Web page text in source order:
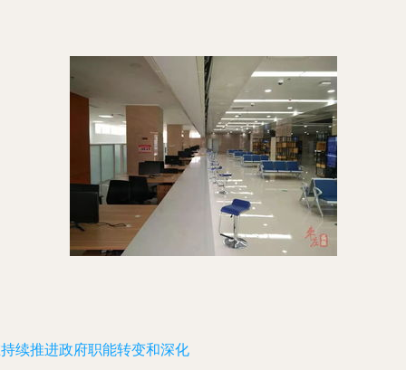
续推进政府职能转变和深化